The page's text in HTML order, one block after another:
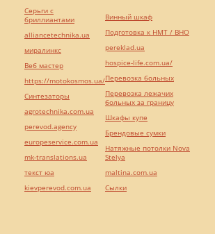
Серьги с
бриллиантами
alliancetechnika.ua
миралинкс
Веб мастер
https://motokosmos.ua/
Синтезаторы
agrotechnika.com.ua
perevod.agency
europeservice.com.ua
mk-translations.ua
текст юа
kievperevod.com.ua
Винный шкаф
Подготовка к НМТ / ВНО
pereklad.ua
hospice-life.com.ua/
Перевозка больных
Перевозка лежачих
больных за границу
Шкафы купе
Брендовые сумки
Натяжные потолки Nova
Stelya
maltina.com.ua
Cылки